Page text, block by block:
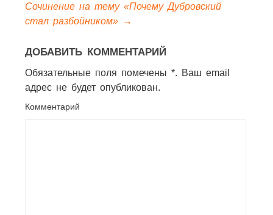
Cочинение на тему «Почему Дубровский
стал разбойником» →
ДОБАВИТЬ КОММЕНТАРИЙ
Обязательные поля помечены *. Ваш email
адрес не будет опубликован.
Комментарий